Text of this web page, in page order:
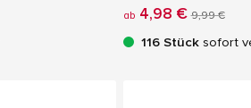
ab 4,98 € 9,99 €
116 Stücksofort